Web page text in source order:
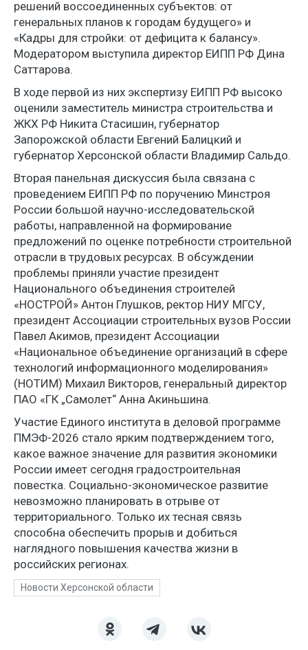
решений воссоединенных субъектов: от
генеральных планов к городам будущего» и
«Кадры для стройки: от дефицита к балансу».
Модератором выступила директор ЕИПП РФ Дина
Саттарова.
В ходе первой из них экспертизу ЕИПП РФ высоко
оценили заместитель министра строительства и
ЖКХ РФ Никита Стасишин, губернатор
Запорожской области Евгений Балицкий и
губернатор Херсонской области Владимир Сальдо.
Вторая панельная дискуссия была связана с
проведением ЕИПП РФ по поручению Минстроя
России большой научно-исследовательской
работы, направленной на формирование
предложений по оценке потребности строительной
отрасли в трудовых ресурсах. В обсуждении
проблемы приняли участие президент
Национального объединения строителей
«НОСТРОЙ» Антон Глушков, ректор НИУ МГСУ,
президент Ассоциации строительных вузов России
Павел Акимов, президент Ассоциации
«Национальное объединение организаций в сфере
технологий информационного моделирования»
(НОТИМ) Михаил Викторов, генеральный директор
ПАО «ГК „Самолет“ Анна Акиньшина.
Участие Единого института в деловой программе
ПМЭФ-2026 стало ярким подтверждением того,
какое важное значение для развития экономики
России имеет сегодня градостроительная
повестка. Социально-экономическое развитие
невозможно планировать в отрыве от
территориального. Только их тесная связь
способна обеспечить прорыв и добиться
наглядного повышения качества жизни в
российских регионах.
Новости Херсонской области